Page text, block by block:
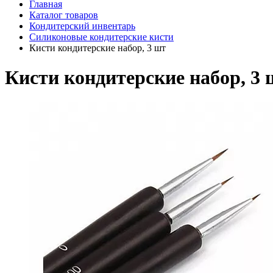
Главная
Каталог товаров
Кондитерский инвентарь
Силиконовые кондитерские кисти
Кисти кондитерские набор, 3 шт
Кисти кондитерские набор, 3